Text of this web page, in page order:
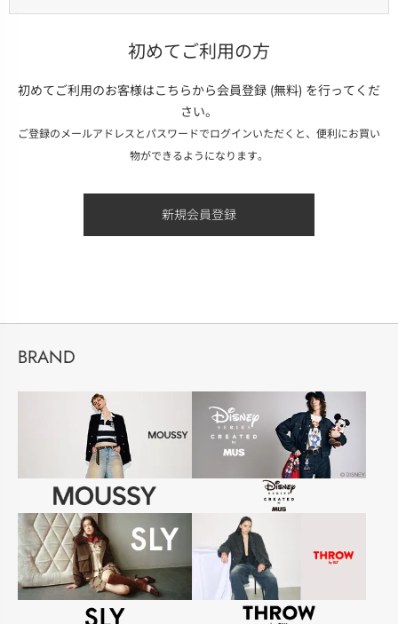
初めてご利用の方
初めてご利用のお客様はこちらから会員登録 (無料) を行ってくだ
さい。
ご登録のメールアドレスとパスワードでログインいただくと、便利にお買い
物ができるようになります。
BRAND